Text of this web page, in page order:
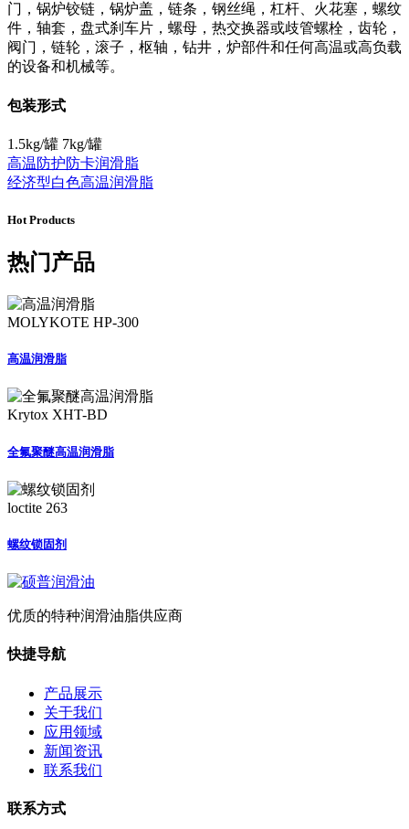
门，锅炉铰链，锅炉盖，链条，钢丝绳，杠杆、火花塞，螺纹
件，轴套，盘式刹车片，螺母，热交换器或歧管螺栓，齿轮，
阀门，链轮，滚子，枢轴，钻井，炉部件和任何高温或高负载
的设备和机械等。
包装形式
1.5kg/罐 7kg/罐
高温防护防卡润滑脂
经济型白色高温润滑脂
Hot Products
热门产品
MOLYKOTE HP-300
高温润滑脂
Krytox XHT-BD
全氟聚醚高温润滑脂
loctite 263
螺纹锁固剂
优质的特种润滑油脂供应商
快捷导航
产品展示
关于我们
应用领域
新闻资讯
联系我们
联系方式